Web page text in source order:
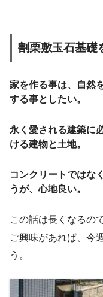
割栗敷玉石基礎
家を作る事は、自然
する事としたい。
永く愛される建築に
ける建物と土地。
コンクリートではな
うが、心地良い。
この話は長くなるの
ご興味があれば、今
う。